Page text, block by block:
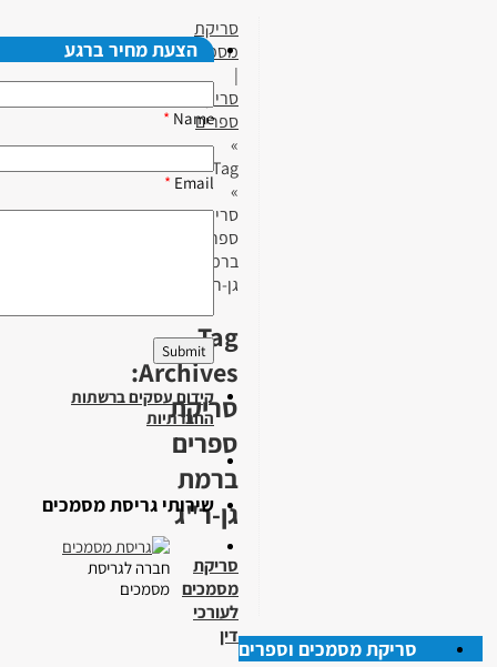
סריקת
מסמכים
|
סריקת
ספרים
»
Tag
»
סריקת
ספרים
ברמת
גן-ר"ג
Tag
Archives:
סריקת
ספרים
ברמת
גן-ר"ג
סריקת
מסמכים
לעורכי
דין
הצעת מחיר ברגע
Name
*
Email
*
קידום עסקים ברשתות
החברתיות
שירותי גריסת מסמכים
חברה לגריסת
מסמכים
סריקת מסמכים וספרים